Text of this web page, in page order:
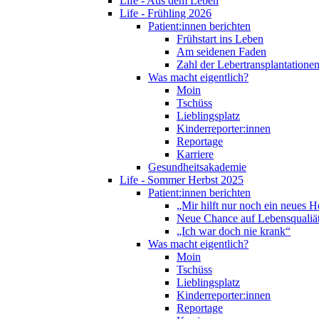
Life - Frühling 2026
Patient:innen berichten
Frühstart ins Leben
Am seidenen Faden
Zahl der
Was macht eigentlich?
Moin
Tschüss
Lieblingsplatz
Kinderreporter:innen
Reportage
Karriere
Gesundheitsakademie
Life - Sommer Herbst 2025
Patient:innen berichten
„Mir hilft nur noch ein neues
Neue Chance auf
„Ich war doch nie krank“
Was macht eigentlich?
Moin
Tschüss
Lieblingsplatz
Kinderreporter:innen
Reportage